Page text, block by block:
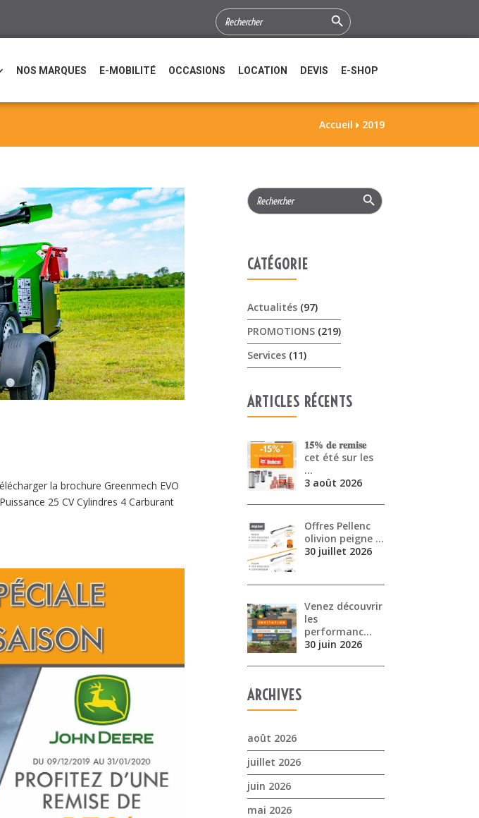
SEARCH
FOR:
Search Button
NOS MARQUES E-MOBILITÉ OCCASIONS LOCATION DEVIS E-SHOP
Accueil  2019
la brochure Greenmech EVO
25 CV Cylindres 4 Carburant
Search
for:
Search Button
CATÉGORIE
Actualités (97)
PROMOTIONS (219)
Services (11)
ARTICLES RÉCENTS
𝟏𝟓% 𝐝𝐞 𝐫𝐞𝐦𝐢𝐬𝐞
cet été sur les
…
3 août 2026
Offres Pellenc
olivion peigne …
30 juillet 2026
Venez découvrir
les
performanc…
30 juin 2026
ARCHIVES
août 2026
juillet 2026
juin 2026
mai 2026